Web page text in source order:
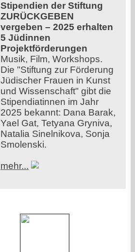
Stipendien der Stiftung
ZURÜCKGEBEN
vergeben – 2025 erhalten
5 Jüdinnen
Projektförderungen
Musik, Film, Workshops.
Die "Stiftung zur Förderung
Jüdischer Frauen in Kunst
und Wissenschaft" gibt die
Stipendiatinnen im Jahr
2025 bekannt: Dana Barak,
Yael Gat, Tetyana Gryniva,
Natalia Sinelnikova, Sonja
Smolenski.
mehr...